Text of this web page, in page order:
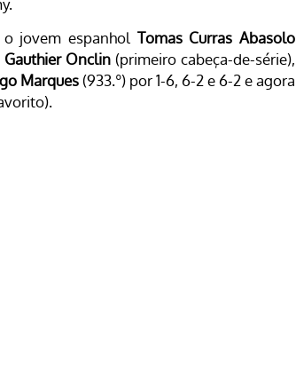
o jovem espanhol Tomas Curras Abasolo
Gauthier Onclin (primeiro cabeça-de-série),
Marques(933.º) por 1-6, 6-2 e 6-2 e agora